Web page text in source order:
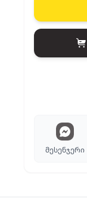
მესენჯერი